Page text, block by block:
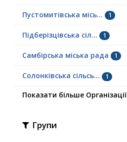
Пустомитівська місь... 1
Підберізцівська сіл... 1
Самбірська міська рада 1
Солонківська сільсь... 1
Показати більше Організації
Групи